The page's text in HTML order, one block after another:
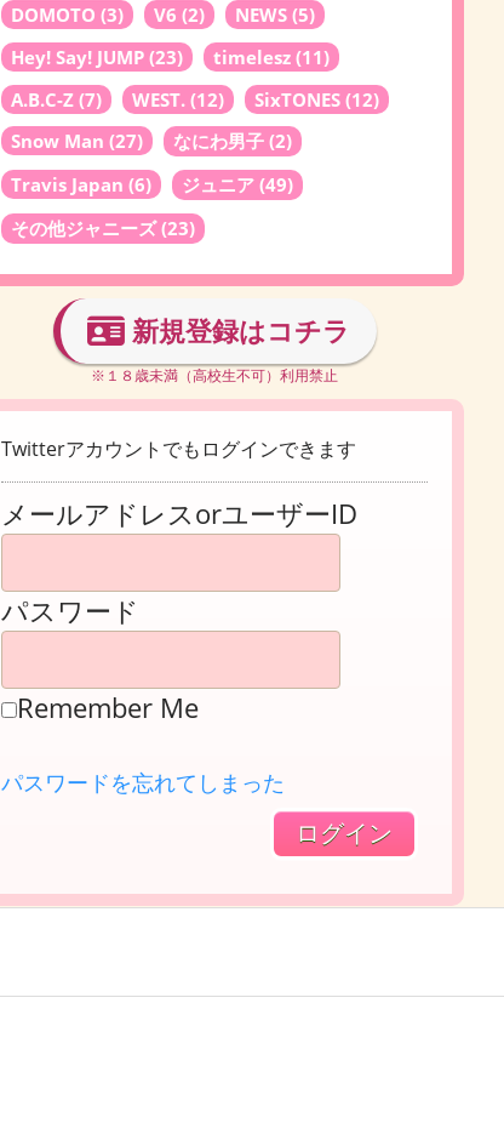
DOMOTO (3) V6 (2) NEWS (5)
Hey! Say! JUMP (23) timelesz (11)
A.B.C-Z (7) WEST. (12) SixTONES (12)
Snow Man (27) なにわ男子 (2)
Travis Japan (6) ジュニア (49)
その他ジャニーズ(23)
新規登録はコチラ
※１８歳未満（高校生不可）利用禁止
Twitterアカウントでもログインできます
メールアドレスorユーザーID
パスワード
Remember Me
パスワードを忘れてしまった